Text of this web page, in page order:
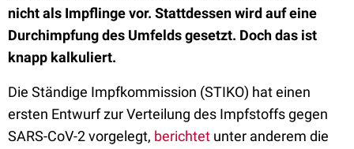
nicht als Impflinge vor. Stattdessen wird auf eine
Durchimpfung des Umfelds gesetzt. Doch das ist
knapp kalkuliert.
Die Ständige Impfkommission (STIKO) hat einen
ersten Entwurf zur Verteilung des Impfstoffs gegen
SARS-CoV-2 vorgelegt, berichtet unter anderem die